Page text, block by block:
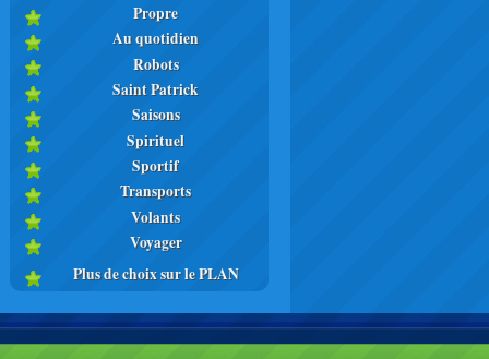
Propre
Au quotidien
Robots
Saint Patrick
Saisons
Spirituel
Sportif
Transports
Volants
Voyager
Plus de choix sur le PLAN